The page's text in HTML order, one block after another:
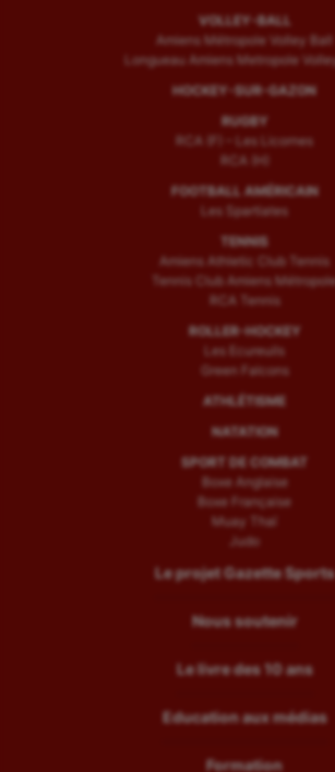
VOLLEY-BALL
Amiens Métropole Volley Ball
Longueau Amiens Metropole
HOCKEY-SUR-GAZON
RUGBY
RCA (F) – Les Licornes
RCA (H)
FOOTBALL AMÉRICAIN
Les Spartiates
TENNIS
Amiens Athletic Club Tennis
Tennis Club Amiens Métropole
RCA Tennis
ROLLER-HOCKEY
Les Ecureuils
Green Falcons
ATHLÉTISME
NATATION
SPORT DE COMBAT
Boxe Anglaise
Boxe Française
Muay Thaï
Judo
Le projet Gazette Sports
Nous soutenir
Le livre des 10 ans
Education aux médias
Formation